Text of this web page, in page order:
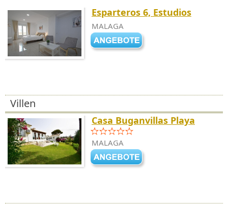
Esparteros 6, Estudios
MALAGA
Villen
Casa Buganvillas Playa
MALAGA